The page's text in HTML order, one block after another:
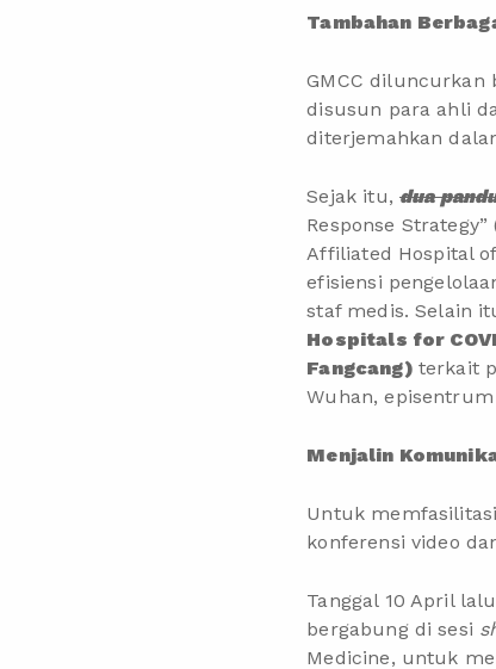
Tambahan
GMCC diluncurkan
disusun para ahli
diterjemahkan
Sejak itu, dua
Response Strategy”
Affiliated Hospital
efisiensi
staf medis. Selain
Hospitals for
Fangcang) terkait
Wuhan,
Menjalin
Untuk
konferensi video
Tanggal 10 April
bergabung di sesi
Medicine, untuk